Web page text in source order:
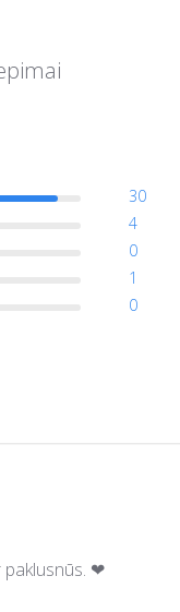
30
4
0
1
0
paklusnūs. ❤